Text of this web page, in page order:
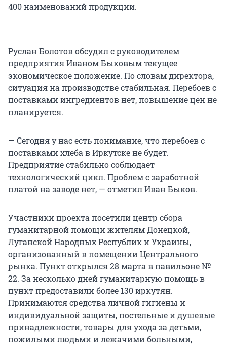
400 наименований продукции.
Руслан Болотов обсудил с руководителем
предприятия Иваном Быковым текущее
экономическое положение. По словам директора,
ситуация на производстве стабильная. Перебоев с
поставками ингредиентов нет, повышение цен не
планируется.
— Сегодня у нас есть понимание, что перебоев с
поставками хлеба в Иркутске не будет.
Предприятие стабильно соблюдает
технологический цикл. Проблем с заработной
платой на заводе нет, — отметил Иван Быков.
Участники проекта посетили центр сбора
гуманитарной помощи жителям Донецкой,
Луганской Народных Республик и Украины,
организованный в помещении Центрального
рынка. Пункт открылся 28 марта в павильоне №
22. За несколько дней гуманитарную помощь в
пункт предоставили более 130 иркутян.
Принимаются средства личной гигиены и
индивидуальной защиты, постельные и душевые
принадлежности, товары для ухода за детьми,
пожилыми людьми и лежачими больными,